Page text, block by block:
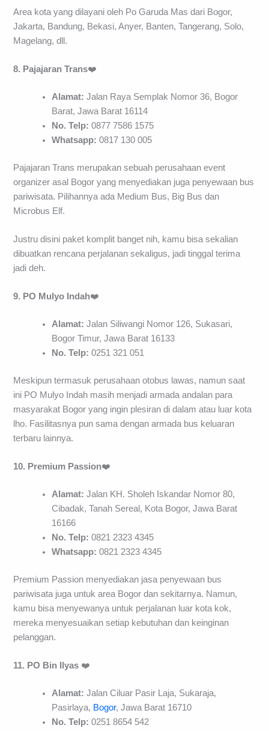
Area kota yang dilayani oleh Po Garuda Mas dari Bogor,
Jakarta, Bandung, Bekasi, Anyer, Banten, Tangerang, Solo,
Magelang, dll.
8. Pajajaran Trans❤️
Alamat: Jalan Raya Semplak Nomor 36, Bogor
Barat, Jawa Barat 16114
No. Telp: 0877 7586 1575
Whatsapp: 0817 130 005
Pajajaran Trans merupakan sebuah perusahaan event
organizer asal Bogor yang menyediakan juga penyewaan bus
pariwisata. Pilihannya ada Medium Bus, Big Bus dan
Microbus Elf.
Justru disini paket komplit banget nih, kamu bisa sekalian
dibuatkan rencana perjalanan sekaligus, jadi tinggal terima
jadi deh.
9. PO Mulyo Indah❤️
Alamat: Jalan Siliwangi Nomor 126, Sukasari,
Bogor Timur, Jawa Barat 16133
No. Telp: 0251 321 051
Meskipun termasuk perusahaan otobus lawas, namun saat
ini PO Mulyo Indah masih menjadi armada andalan para
masyarakat Bogor yang ingin plesiran di dalam atau luar kota
lho. Fasilitasnya pun sama dengan armada bus keluaran
terbaru lainnya.
10. Premium Passion❤️
Alamat: Jalan KH. Sholeh Iskandar Nomor 80,
Cibadak, Tanah Sereal, Kota Bogor, Jawa Barat
16166
No. Telp:0821 2323 4345
Whatsapp: 0821 2323 4345
Premium Passion menyediakan jasa penyewaan bus
pariwisata juga untuk area Bogor dan sekitarnya. Namun,
kamu bisa menyewanya untuk perjalanan luar kota kok,
mereka menyesuaikan setiap kebutuhan dan keinginan
pelanggan.
11. PO Bin Ilyas ❤️
Alamat: Jalan Ciluar Pasir Laja, Sukaraja,
Pasirlaya, Bogor, Jawa Barat 16710
No. Telp: 0251 8654 542